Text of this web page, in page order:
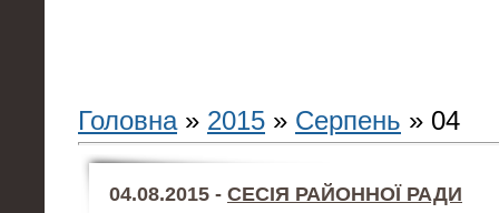
Головна» 2015 » Серпень » 04
04.08.2015 - СЕСІЯ РАЙОННОЇ РАДИ